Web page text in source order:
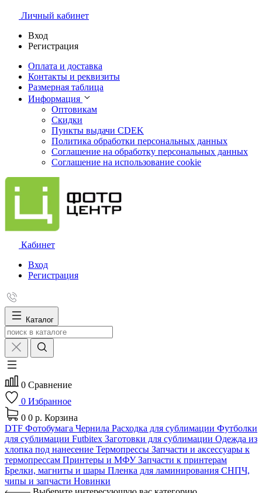
Личный кабинет
Вход
Регистрация
Оплата и доставка
Контакты и реквизиты
Размерная таблица
Информация
Оптовикам
Скидки
Пункты выдачи CDEK
Политика обработки персональных данных
Соглашение на обработку персональных данных
Соглашение на использование cookie
Кабинет
Вход
Регистрация
Каталог
0 Сравнение
0 Избранное
0 0 р. Корзина
DTF Фотобумага Чернила Расходка для сублимации Футболки
для сублимации Futbitex Заготовки для сублимации Одежда из
хлопка под нанесение Термопрессы Запчасти и аксессуары к
термопрессам Принтеры и МФУЗапчасти к принтерам
Брелки, магниты и шары Пленка для ламинирования СНПЧ,
чипы и запчасти Новинки